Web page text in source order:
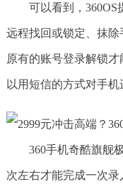
可以看到，
远程找回或锁定、抹
原有的账号登录解锁
以用短信的方式对手机
360手机奇酷旗舰
次左右才能完成一次